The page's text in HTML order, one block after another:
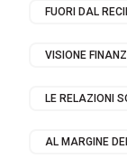
FUORI DAL
VISIONE
LE RELAZIONI
AL MARGINE